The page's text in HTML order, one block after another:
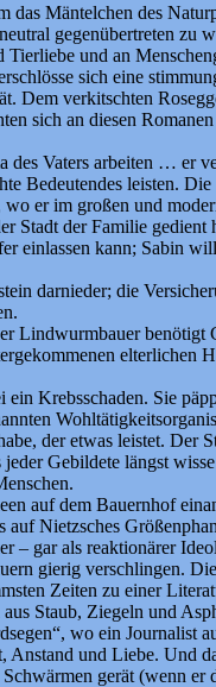
Mäntelchen des
gegenübertreten zu
und an
sich eine
Dem verkitschten
sich an diesen
Vaters arbeiten … er
leisten.
er im großen und
Stadt der Familie gedient
einlassen kann; Sabin
darnieder; die
elterlichen
Krebsschaden. Sie
der etwas leistet. Der
Gebildete längst
auf dem Bauernhof
Nietzsches
gar als reaktionärer
gierig verschlingen.
Zeiten zu einer
Staub, Ziegeln und
wo ein Journalist
und Liebe. Und
gerät (wenn er